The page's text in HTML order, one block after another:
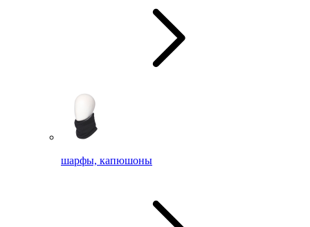
шарфы, капюшоны